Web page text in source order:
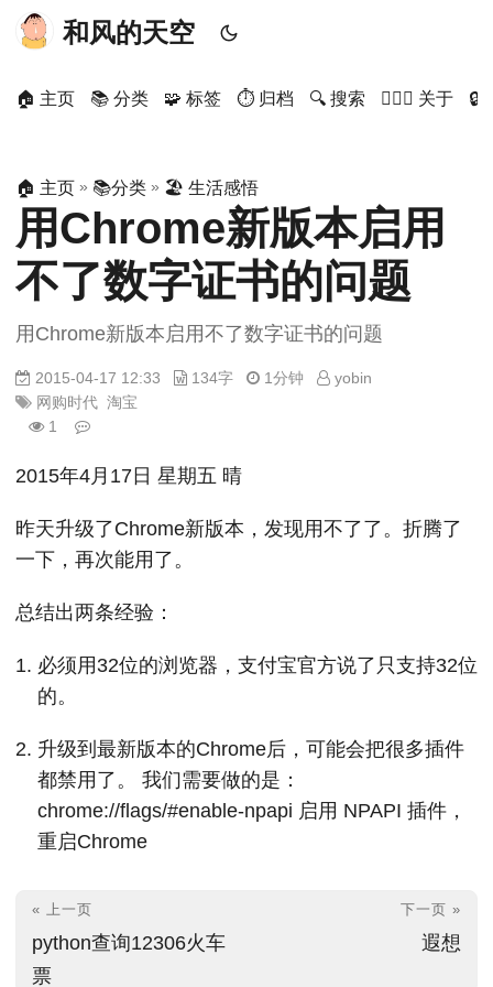
和风的天空
🏠 主页 📚 分类 🧩 标签 ⏱ 归档 🔍 搜索 🙋🏻‍♂️ 关于 🔒
🏠 主页 » 📚分类 » 🏖 生活感悟
用Chrome新版本启用
不了数字证书的问题
用Chrome新版本启用不了数字证书的问题
2015-04-17 12:33 134字 1分钟
yobin
网购时代 淘宝
1
2015年4月17日 星期五 晴
昨天升级了Chrome新版本，发现用不了了。折腾了
一下，再次能用了。
总结出两条经验：
必须用32位的浏览器，支付宝官方说了只支持32位
的。
升级到最新版本的Chrome后，可能会把很多插件
都禁用了。 我们需要做的是：
chrome://flags/#enable-npapi 启用 NPAPI 插件，
重启Chrome
« 上一页
python查询12306火车
票
下一页 »
遐想